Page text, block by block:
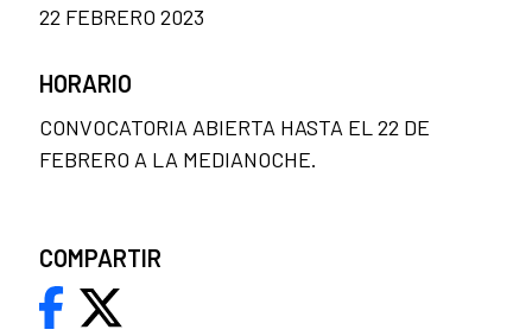
22 FEBRERO 2023
HORARIO
CONVOCATORIA ABIERTA HASTA EL 22 DE
FEBRERO A LA MEDIANOCHE.
COMPARTIR